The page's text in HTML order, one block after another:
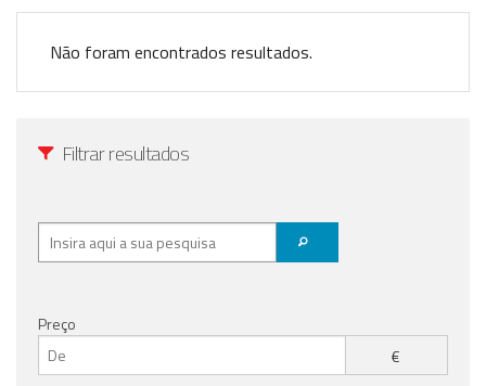
Registo / Login
Anunciar Agora
Não foram encontrados resultados.
Filtrar resultados
Preço
€